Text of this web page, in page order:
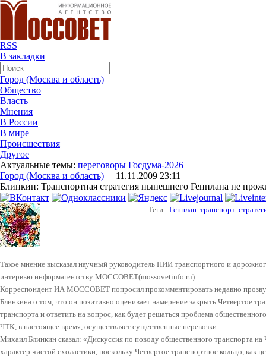
RSS
В закладки
Город (Москва и область)
Общество
Власть
Мнения
В России
В мире
Происшествия
Другое
Актуальные темы: переговоры Госдума-2026
Город (Москва и область) 11.11.2009 23:11
Блинкин: Транспортная стратегия нынешнего Генплана не
Теги: Генплан транспорт
Такое мнение высказал научный руководитель НИИ транспортного и
интервью информагентству МОССОВЕТ(mossovetinfo.ru).
Корреспондент ИА МОССОВЕТ попросил прокомментировать недавно
Блинкина о том, что он позитивно оценивает намерение закрыть Четвертое
транспорта и ответить на вопрос, как будет решаться проблема
ЧТК, в настоящее время, осуществляет существенные перевозки.
Михаил Блинкин сказал: «Дискуссия по поводу общественного транспорта на
характер чистой схоластики, поскольку Четвертое транспортное кольцо, как